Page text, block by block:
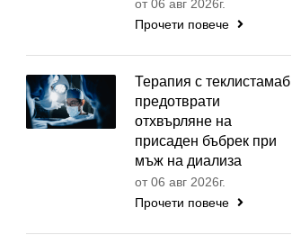
от 06 авг 2026г.
Прочети повече
Терапия с теклистамаб
предотврати
отхвърляне на
присаден бъбрек при
мъж на диализа
от 06 авг 2026г.
Прочети повече